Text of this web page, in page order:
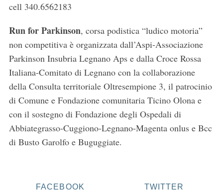
cell 340.6562183
Run for Parkinson, corsa podistica “ludico motoria”
non competitiva è organizzata dall’Aspi-Associazione
Parkinson Insubria Legnano Aps e dalla Croce Rossa
Italiana-Comitato di Legnano con la collaborazione
della Consulta territoriale Oltresempione 3, il patrocinio
di Comune e Fondazione comunitaria Ticino Olona e
con il sostegno di Fondazione degli Ospedali di
Abbiategrasso-Cuggiono-Legnano-Magenta onlus e Bcc
di Busto Garolfo e Buguggiate.
FACEBOOK TWITTER
a
r